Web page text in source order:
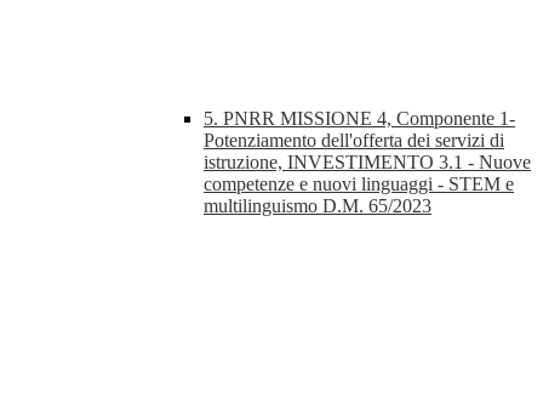
5. PNRR MISSIONE 4, Componente 1-
Potenziamento dell'offerta dei servizi di
istruzione, INVESTIMENTO 3.1 - Nuove
competenze e nuovi linguaggi - STEM e
multilinguismo D.M. 65/2023